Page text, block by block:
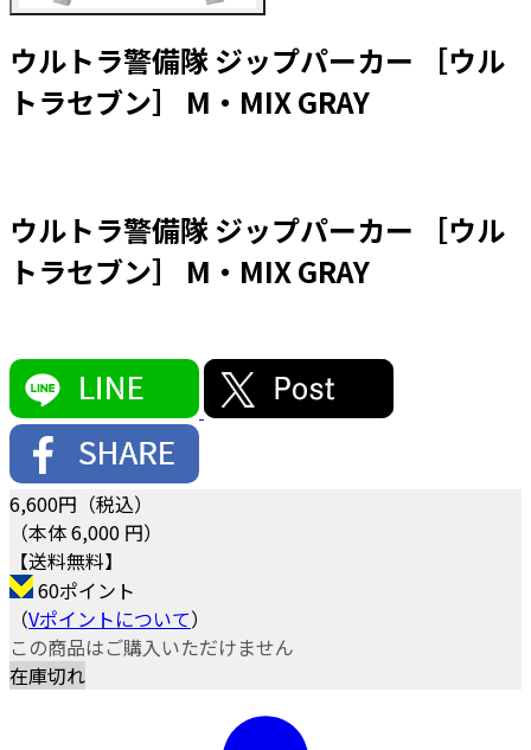
ウルトラ警備隊 ジップパーカー ［ウル
トラセブン］ M・MIX GRAY
ウルトラ警備隊 ジップパーカー ［ウル
トラセブン］ M・MIX GRAY
6,600円（税込）
（本体 6,000 円）
【送料無料】
60ポイント
（Vポイントについて）
この商品はご購入いただけません
在庫切れ